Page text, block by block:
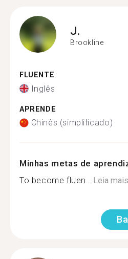
J.
Brookline
FLUENTE
Inglês
APRENDE
Chinês (simplificado)
Minhas metas de
To become fluen...Leia mais